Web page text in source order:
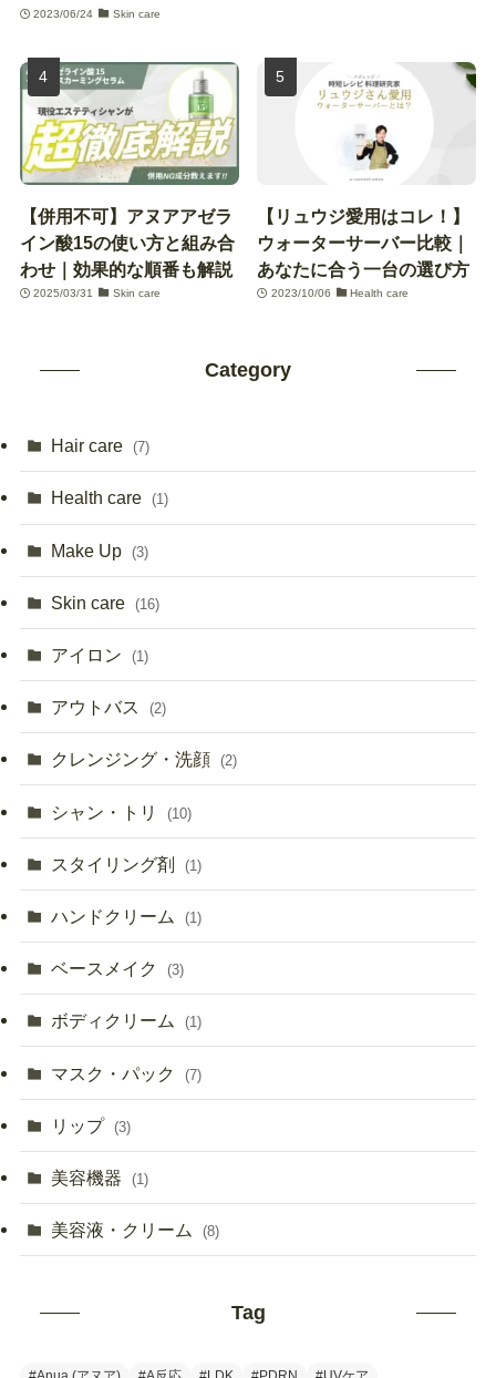
2023/06/24 Skin care
【併用不可】アヌアアゼラ
イン酸15の使い方と組み合
わせ｜効果的な順番も解説
2025/03/31 Skin care
【リュウジ愛用はコレ！】
ウォーターサーバー比較｜
あなたに合う一台の選び方
2023/10/06 Health care
Category
Hair care (7)
Health care (1)
Make Up (3)
Skin care (16)
アイロン (1)
アウトバス (2)
クレンジング・洗顔 (2)
シャン・トリ (10)
スタイリング剤 (1)
ハンドクリーム (1)
ベースメイク (3)
ボディクリーム (1)
マスク・パック (7)
リップ (3)
美容機器 (1)
美容液・クリーム (8)
Tag